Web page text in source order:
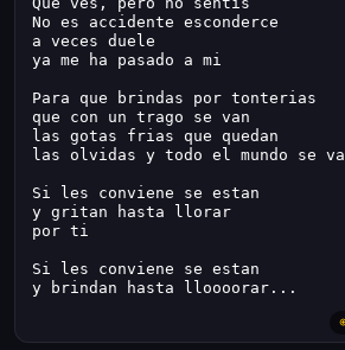
No es accidente esconderce
a veces duele
ya me ha pasado a mi
Para que brindas por tonterias
que con un trago se van
las gotas frias que quedan
las olvidas y todo el mundo se va
Si les conviene se estan
y gritan hasta llorar
por ti
Si les conviene se estan
y brindan hasta lloooorar...